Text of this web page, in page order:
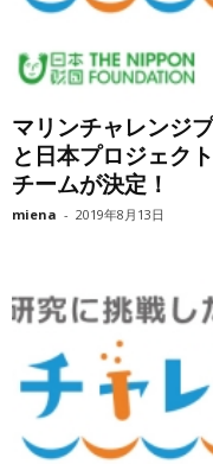
マリンチャレンジ
と日本プロジェク
チームが決定！
miena - 2019年8月13日